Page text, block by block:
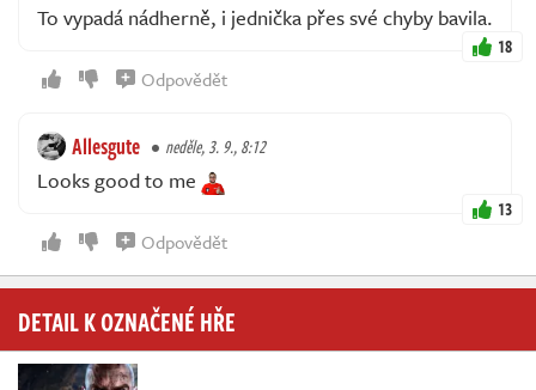
To vypadá nádherně, i jednička přes své chyby bavila.
18
Odpovědět
Allesgute neděle, 3. 9., 8:12
Looks good to me
13
Odpovědět
DETAIL K OZNAČENÉ HŘE